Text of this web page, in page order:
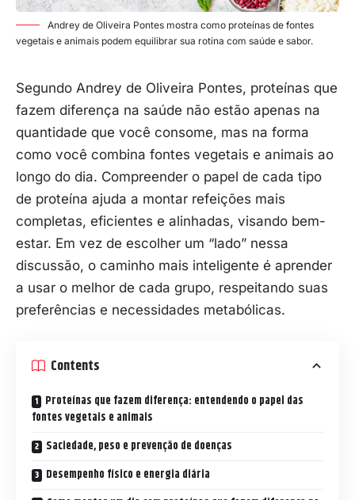
Andrey de Oliveira Pontes mostra como proteínas de fontes
vegetais e animais podem equilibrar sua rotina com saúde e sabor.
Segundo Andrey de Oliveira Pontes, proteínas que
fazem diferença na saúde não estão apenas na
quantidade que você consome, mas na forma
como você combina fontes vegetais e animais ao
longo do dia. Compreender o papel de cada tipo
de proteína ajuda a montar refeições mais
completas, eficientes e alinhadas, visando bem-
estar. Em vez de escolher um “lado” nessa
discussão, o caminho mais inteligente é aprender
a usar o melhor de cada grupo, respeitando suas
preferências e necessidades metabólicas.
Contents
Proteínas que fazem diferença: entendendo o papel das
fontes vegetais e animais
Saciedade, peso e prevenção de doenças
Desempenho físico e energia diária